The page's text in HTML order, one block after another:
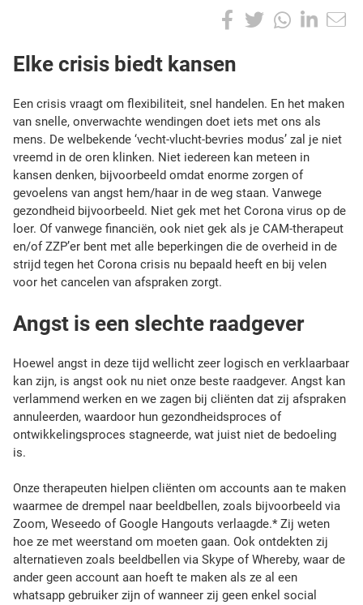
:
t
h
i
s
p
o
s
t
F
e
b
o
o
k
T
t
t
e
r
W
t
s
A
p
p
L
k
e
I
n
E
l
k
e
c
r
i
s
s
b
i
e
d
k
a
n
s
Elke crisis biedt kansen
Een crisis vraagt om flexibiliteit, snel handelen. En het maken
van snelle, onverwachte wendingen doet iets met ons als
mens. De welbekende ‘vecht-vlucht-bevries modus’ zal je niet
vreemd in de oren klinken. Niet iedereen kan meteen in
kansen denken, bijvoorbeeld omdat enorme zorgen of
gevoelens van angst hem/haar in de weg staan. Vanwege
gezondheid bijvoorbeeld. Niet gek met het Corona virus op de
loer. Of vanwege financiën, ook niet gek als je CAM-therapeut
en/of ZZP’er bent met alle beperkingen die de overheid in de
strijd tegen het Corona crisis nu bepaald heeft en bij velen
voor het cancelen van afspraken zorgt.
Angst is een slechte raadgever
Hoewel angst in deze tijd wellicht zeer logisch en verklaarbaar
kan zijn, is angst ook nu niet onze beste raadgever. Angst kan
verlammend werken en we zagen bij cliënten dat zij afspraken
annuleerden, waardoor hun gezondheidsproces of
ontwikkelingsproces stagneerde, wat juist niet de bedoeling
is.
Onze therapeuten hielpen cliënten om accounts aan te maken
waarmee de drempel naar beeldbellen, zoals bijvoorbeeld via
Zoom, Weseedo of Google Hangouts verlaagde.* Zij weten
hoe ze met weerstand om moeten gaan. Ook ontdekten zij
alternatieven zoals beeldbellen via Skype of Whereby, waar de
ander geen account aan hoeft te maken als ze al een
whatsapp gebruiker zijn of wanneer zij geen enkel social